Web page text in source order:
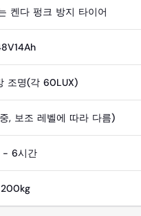
켄다 펑크 방지 타이어
조명(각 60LUX)
, 보조 레벨에 따라 다름)
- 6시간
200kg